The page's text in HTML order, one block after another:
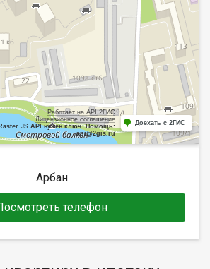
Работает на API 2ГИС
Лицензионное соглашение
JS API нужен ключ. Помощь:
api@2gis.ru
Доехать с 2ГИС
Арбан
телефон